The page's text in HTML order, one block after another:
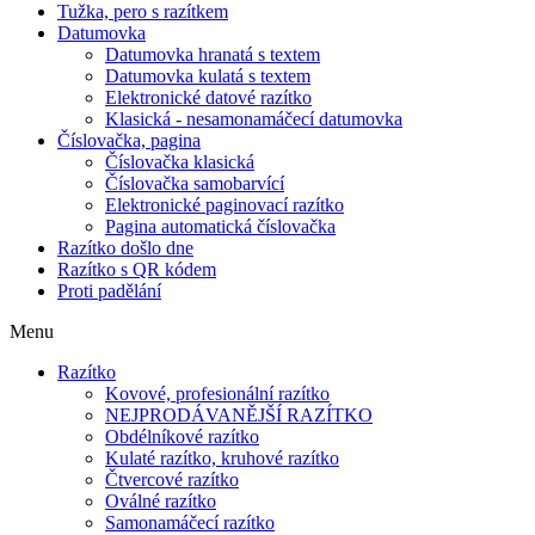
Tužka, pero s razítkem
Datumovka
Datumovka hranatá s textem
Datumovka kulatá s textem
Elektronické datové razítko
Klasická - nesamonamáčecí datumovka
Číslovačka, pagina
Číslovačka klasická
Číslovačka samobarvící
Elektronické paginovací razítko
Pagina automatická číslovačka
Razítko došlo dne
Razítko s QR kódem
Proti padělání
Menu
Razítko
Kovové, profesionální razítko
NEJPRODÁVANĚJŠÍ RAZÍTKO
Obdélníkové razítko
Kulaté razítko, kruhové razítko
Čtvercové razítko
Oválné razítko
Samonamáčecí razítko